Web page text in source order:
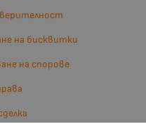
на бисквитки
на спорове